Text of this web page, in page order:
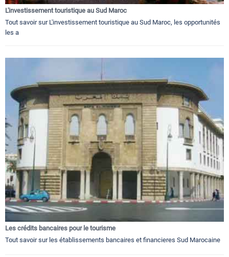
L'investissement touristique au Sud Maroc
Tout savoir sur L'investissement touristique au Sud Maroc, les opportunités
les a
Les crédits bancaires pour le tourisme
Tout savoir sur les établissements bancaires et financieres Sud Marocaine